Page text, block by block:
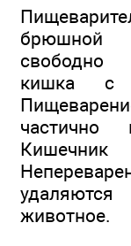
брюшной
свободно
кишка с
частично
животное.